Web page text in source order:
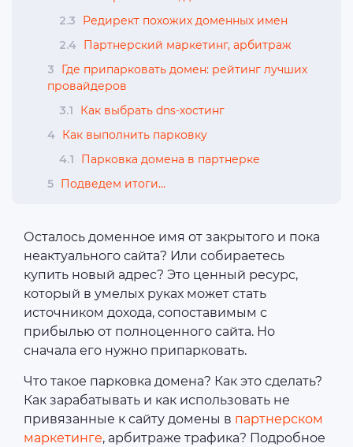
2.3
Редирект похожих доменных имен
2.4 Партнерский маркетинг, арбитраж
3
Где припарковать домен: рейтинг лучших
провайдеров
3.1
Как выбрать dns-хостинг
4 Как выполнить парковку
4.1
Парковка домена в партнерке
5 Подведем итоги…
Осталось доменное имя от закрытого и пока
неактуального сайта? Или собираетесь
купить новый адрес? Это ценный ресурс,
который в умелых руках может стать
источником дохода, сопоставимым с
прибылью от полноценного сайта. Но
сначала его нужно припарковать.
Что такое парковка домена? Как это сделать?
Как зарабатывать и как использовать не
привязанные к сайту домены в партнерском
маркетинге, арбитраже трафика? Подробное